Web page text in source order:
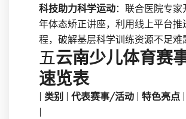
科技助力科学运动：联合医院专家
年体态矫正讲座，利用线上平台推
程，破解基层科学训练资源不足难
五云南少儿体育赛
速览表
类别 代表赛事/活动 特色亮点